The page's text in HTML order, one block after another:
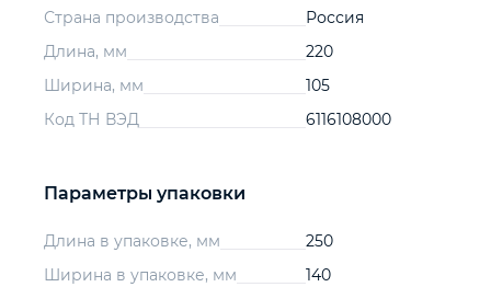
Страна производства
Россия
Длина, мм
220
Ширина, мм
105
Код ТН ВЭД
6116108000
Параметры упаковки
Длина в упаковке, мм
250
Ширина в упаковке, мм
140